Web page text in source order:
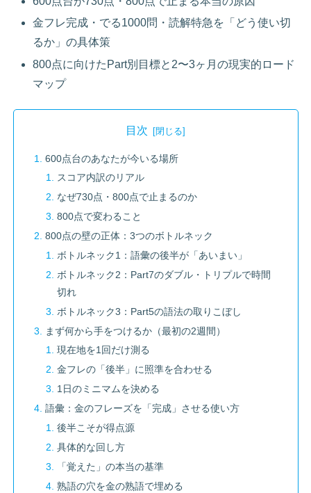
金フレ完成・でる1000問・読解特急を「どう使い切
るか」の具体策
800点に向けたPart別目標と2〜3ヶ月の現実的ロード
マップ
目次
600点台のあなたが今いる場所
スコア内訳のリアル
なぜ730点・800点で止まるのか
800点で変わること
800点の壁の正体：3つのボトルネック
ボトルネック1：語彙の後半が「あいまい」
ボトルネック2：Part7のダブル・トリプルで時間
切れ
ボトルネック3：Part5の語法の取りこぼし
まず何から手をつけるか（最初の2週間）
現在地を1回だけ測る
金フレの「後半」に照準を合わせる
1日のミニマムを決める
語彙：金のフレーズを「完成」させる使い方
後半こそが得点源
具体的な回し方
「覚えた」の本当の基準
熟語の穴を金の熟語で埋める